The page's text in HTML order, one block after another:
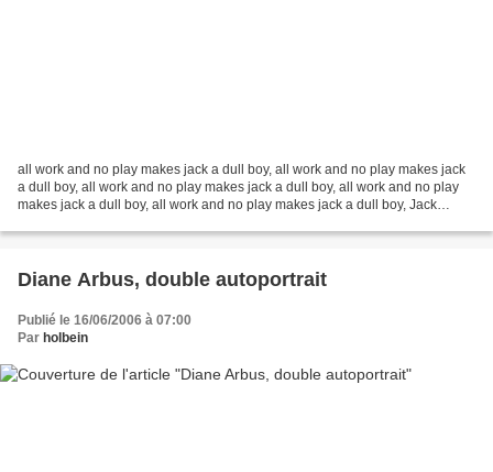
all work and no play makes jack a dull boy, all work and no play makes jack
a dull boy, all work and no play makes jack a dull boy, all work and no play
makes jack a dull boy, all work and no play makes jack a dull boy, Jack
Diane Arbus, double autoportrait
Publié le 16/06/2006 à 07:00
Par holbein